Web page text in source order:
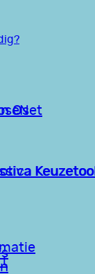
Os
Keuzetool
Keuzetool